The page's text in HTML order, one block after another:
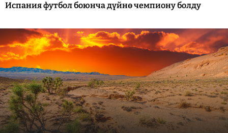
Испания футбол боюнча дүйнө чемпиону болду